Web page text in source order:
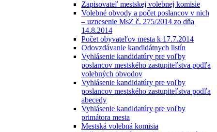
Zapisovateľ mestskej volebnej komisie
Volebné obvody a počet poslancov v nich
– uznesenie MsZ č. 275/2014 zo dňa
14.8.2014
Počet obyvateľov mesta k 17.7.2014
Odovzdávanie kandidátnych listín
Vyhlásenie kandidatúry pre voľby
poslancov mestského zastupiteľstva podľa
volebných obvodov
Vyhlásenie kandidatúry pre voľby
poslancov mestského zastupiteľstva podľa
abecedy
Vyhlásenie kandidatúry pre voľby
primátora mesta
Mestská volebná komisia